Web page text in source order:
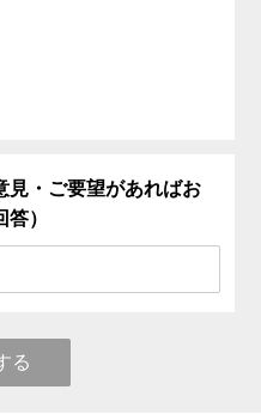
見・ご要望があればお
）
る